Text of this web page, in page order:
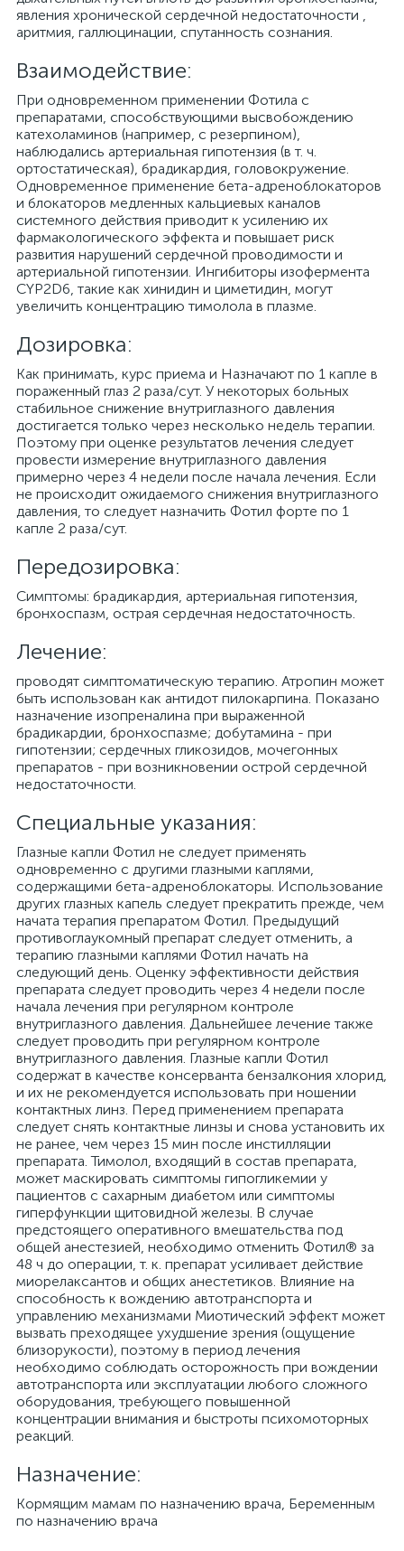
явления хронической сердечной недостаточности ,
аритмия, галлюцинации, спутанность сознания.
Взаимодействие:
При одновременном применении Фотила с
препаратами, способствующими высвобождению
катехоламинов (например, с резерпином),
наблюдались артериальная гипотензия (в т. ч.
ортостатическая), брадикардия, головокружение.
Одновременное применение бета-адреноблокаторов
и блокаторов медленных кальциевых каналов
системного действия приводит к усилению их
фармакологического эффекта и повышает риск
развития нарушений сердечной проводимости и
артериальной гипотензии. Ингибиторы изофермента
CYP2D6, такие как хинидин и циметидин, могут
увеличить концентрацию тимолола в плазме.
Дозировка:
Как принимать, курс приема и Назначают по 1 капле в
пораженный глаз 2 раза/сут. У некоторых больных
стабильное снижение внутриглазного давления
достигается только через несколько недель терапии.
Поэтому при оценке результатов лечения следует
провести измерение внутриглазного давления
примерно через 4 недели после начала лечения. Если
не происходит ожидаемого снижения внутриглазного
давления, то следует назначить Фотил форте по 1
капле 2 раза/сут.
Передозировка:
Симптомы: брадикардия, артериальная гипотензия,
бронхоспазм, острая сердечная недостаточность.
Лечение:
проводят симптоматическую терапию. Атропин может
быть использован как антидот пилокарпина. Показано
назначение изопреналина при выраженной
брадикардии, бронхоспазме; добутамина - при
гипотензии; сердечных гликозидов, мочегонных
препаратов - при возникновении острой сердечной
недостаточности.
Специальные указания:
Глазные капли Фотил не следует применять
одновременно с другими глазными каплями,
содержащими бета-адреноблокаторы. Использование
других глазных капель следует прекратить прежде, чем
начата терапия препаратом Фотил. Предыдущий
противоглаукомный препарат следует отменить, а
терапию глазными каплями Фотил начать на
следующий день. Оценку эффективности действия
препарата следует проводить через 4 недели после
начала лечения при регулярном контроле
внутриглазного давления. Дальнейшее лечение также
следует проводить при регулярном контроле
внутриглазного давления. Глазные капли Фотил
содержат в качестве консерванта бензалкония хлорид,
и их не рекомендуется использовать при ношении
контактных линз. Перед применением препарата
следует снять контактные линзы и снова установить их
не ранее, чем через 15 мин после инстилляции
препарата. Тимолол, входящий в состав препарата,
может маскировать симптомы гипогликемии у
пациентов с сахарным диабетом или симптомы
гиперфункции щитовидной железы. В случае
предстоящего оперативного вмешательства под
общей анестезией, необходимо отменить Фотил® за
48 ч до операции, т. к. препарат усиливает действие
миорелаксантов и общих анестетиков. Влияние на
способность к вождению автотранспорта и
управлению механизмами Миотический эффект может
вызвать преходящее ухудшение зрения (ощущение
близорукости), поэтому в период лечения
необходимо соблюдать осторожность при вождении
автотранспорта или эксплуатации любого сложного
оборудования, требующего повышенной
концентрации внимания и быстроты психомоторных
реакций.
Назначение:
Кормящим мамам по назначению врача, Беременным
по назначению врача